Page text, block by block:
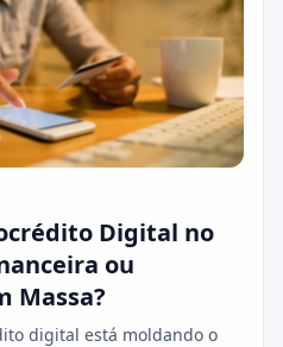
Digital no
ou
Massa?
digital está moldando o